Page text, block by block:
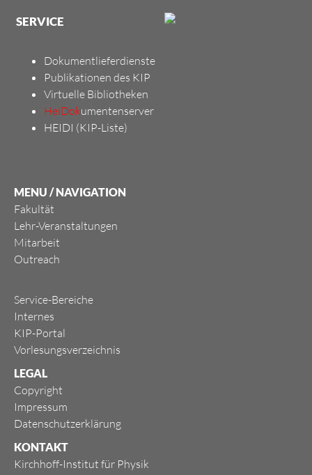
SERVICE
Dokumentlieferdienste
Publikationen des KIP
Virtuelle Bibliotheken
HeiDokumentenserver
HEIDI (KIP-Liste)
MENU / NAVIGATION
Fakultät
Lehr-Veranstaltungen
Mitarbeit
Outreach
Service-Bereiche
Internes
KIP-Portal
Vorlesungsverzeichnis
LEGAL
Copyright
Impressum
Datenschutzerklärung
KONTAKT
Kirchhoff-Institut für Physik